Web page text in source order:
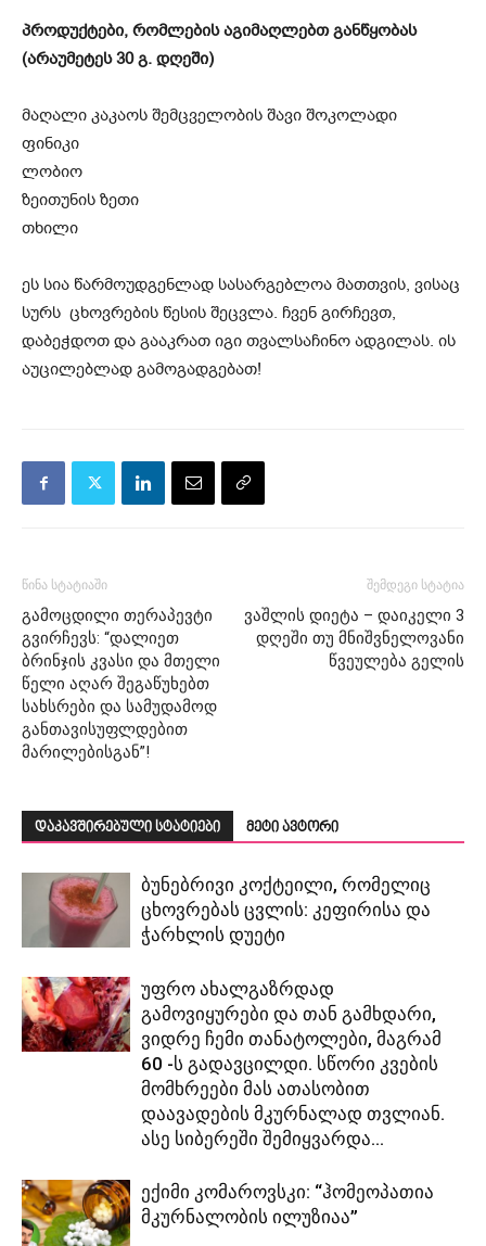
პროდუქტები, რომლების აგიმაღლებთ განწყობას
(არაუმეტეს 30 გ. დღეში)
მაღალი კაკაოს შემცველობის შავი შოკოლადი
ფინიკი
ლობიო
ზეითუნის ზეთი
თხილი
ეს სია წარმოუდგენლად სასარგებლოა მათთვის, ვისაც
სურს ცხოვრების წესის შეცვლა. ჩვენ გირჩევთ,
დაბეჭდოთ და გააკრათ იგი თვალსაჩინო ადგილას. ის
აუცილებლად გამოგადგებათ!
წინა სტატიაში
გამოცდილი თერაპევტი
გვირჩევს: “დალიეთ
ბრინჯის კვასი და მთელი
წელი აღარ შეგაწუხებთ
სახსრები და სამუდამოდ
განთავისუფლდებით
მარილებისგან”!
შემდეგი სტატია
ვაშლის დიეტა – დაიკელი 3
დღეში თუ მნიშვნელოვანი
წვეულება გელის
დაკავშირებული სტატიები მეტი ავტორი
ბუნებრივი კოქტეილი, რომელიც
ცხოვრებას ცვლის: კეფირისა და
ჭარხლის დუეტი
უფრო ახალგაზრდად
გამოვიყურები და თან გამხდარი,
ვიდრე ჩემი თანატოლები, მაგრამ
60 -ს გადავცილდი. სწორი კვების
მომხრეები მას ათასობით
დაავადების მკურნალად თვლიან.
ასე სიბერეში შემიყვარდა...
ექიმი კომაროვსკი: “ჰომეოპათია
მკურნალობის ილუზიაა”